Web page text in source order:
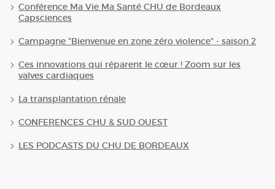
Conférence Ma Vie Ma Santé CHU de Bordeaux
Capsciences
Campagne "Bienvenue en zone zéro violence" - saison 2
Ces innovations qui réparent le cœur ! Zoom sur les
valves cardiaques
La transplantation rénale
CONFERENCES CHU & SUD OUEST
LES PODCASTS DU CHU DE BORDEAUX